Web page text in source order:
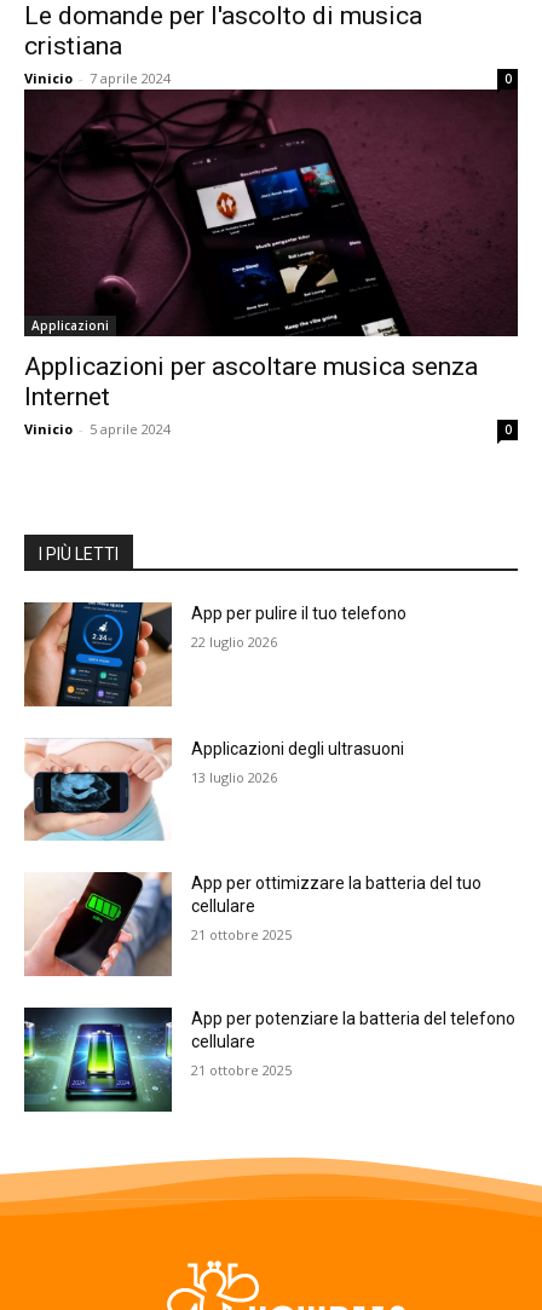
Le domande per l'ascolto di musica
cristiana
Vinicio - 7 aprile 2024 0
Applicazioni
Applicazioni per ascoltare musica senza
Internet
Vinicio - 5 aprile 2024 0
I PIÙ LETTI
App per pulire il tuo telefono
22 luglio 2026
Applicazioni degli ultrasuoni
13 luglio 2026
App per ottimizzare la batteria del tuo
cellulare
21 ottobre 2025
App per potenziare la batteria del telefono
cellulare
21 ottobre 2025